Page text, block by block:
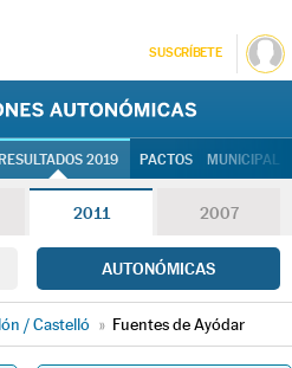
SUSCRÍBETE
RESULTADOS 2019 PACTOS
2011 2007
AUTONÓMICAS
/ Castelló » Fuentes de Ayódar